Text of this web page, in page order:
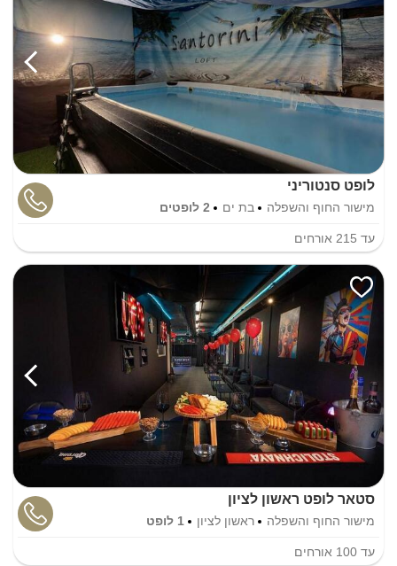
לופט סנטוריני
מישור החוף והשפלה בת ים 2 לופטים
עד 215 אורחים
סטאר לופט ראשון לציון
מישור החוף והשפלה ראשון לציון 1 לופט
עד 100 אורחים